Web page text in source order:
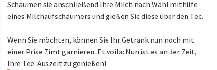
Schäumen sie anschließend Ihre Milch nach Wahl mithilfe
eines Milchaufschäumers und gießen Sie diese über den Tee.
Wenn Sie möchten, können Sie Ihr Getränk nun noch mit
einer Prise Zimt garnieren. Et voila: Nun ist es an der Zeit,
Ihre Tee-Auszeit zu genießen!